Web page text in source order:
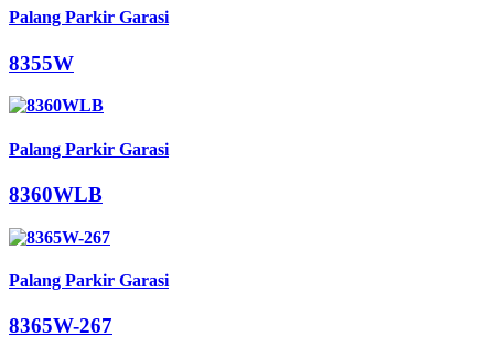
Palang Parkir Garasi
8355W
Palang Parkir Garasi
8360WLB
Palang Parkir Garasi
8365W-267